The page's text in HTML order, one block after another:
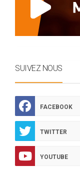
SUIVEZ NOUS
FACEBOOK
TWITTER
YOUTUBE